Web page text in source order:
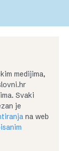
medijima,
Svaki
je
na web